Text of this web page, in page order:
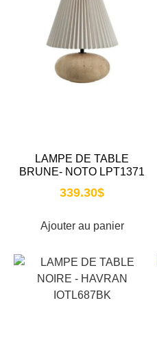
LAMPE DE TABLE
BRUNE- NOTO LPT1371
339.30$
Ajouter au panier